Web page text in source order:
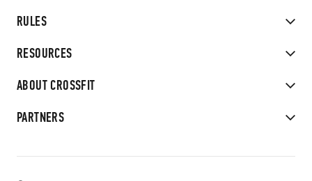
RULES
RESOURCES
ABOUT CROSSFIT
PARTNERS